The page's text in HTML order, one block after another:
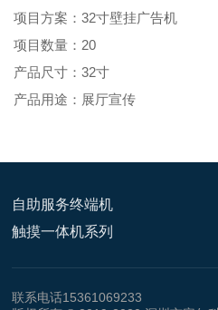
项目方案：32寸壁挂广告机
项目数量：20
产品尺寸：32寸
产品用途：展厅宣传
自助服务终端机
触摸一体机系列
联系电话15361069233